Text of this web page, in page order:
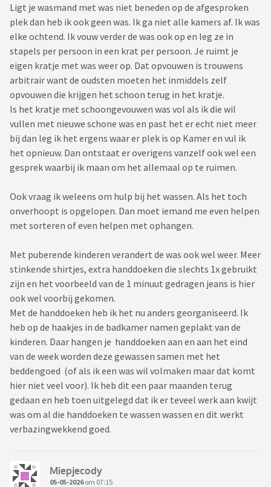
Ligt je wasmand met was niet beneden op de afgesproken
plek dan heb ik ook geen was. Ik ga niet alle kamers af. Ik was
elke ochtend. Ik vouw verder de was ook op en leg ze in
stapels per persoon in een krat per persoon. Je ruimt je
eigen kratje met was weer op. Dat opvouwen is trouwens
arbitrair want de oudsten moeten het inmiddels zelf
opvouwen die krijgen het schoon terug in het kratje.
Is het kratje met schoongevouwen was vol als ik die wil
vullen met nieuwe schone was en past het er echt niet meer
bij dan leg ik het ergens waar er plek is op Kamer en vul ik
het opnieuw. Dan ontstaat er overigens vanzelf ook wel een
gesprek waarbij ik maan om het allemaal op te ruimen.
Ook vraag ik weleens om hulp bij het wassen. Als het toch
onverhoopt is opgelopen. Dan moet iemand me even helpen
met sorteren of even helpen met ophangen.
Met puberende kinderen verandert de was ook wel weer. Meer
stinkende shirtjes, extra handdoeken die slechts 1x gebruikt
zijn en het voorbeeld van de 1 minuut gedragen jeans is hier
ook wel voorbij gekomen.
Met de handdoeken heb ik het nu anders georganiseerd. Ik
heb op de haakjes in de badkamer namen geplakt van de
kinderen. Daar hangen je handdoeken aan en aan het eind
van de week worden deze gewassen samen met het
beddengoed (of als ik een was wil volmaken maar dat komt
hier niet veel voor). Ik heb dit een paar maanden terug
gedaan en heb toen uitgelegd dat ik er teveel werk aan kwijt
was om al die handdoeken te wassen wassen en dit werkt
verbazingwekkend goed.
Miepjecody
05-05-2026om 07:15